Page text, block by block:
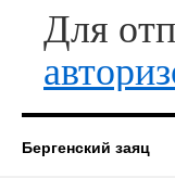
Для
Бергенский заяц